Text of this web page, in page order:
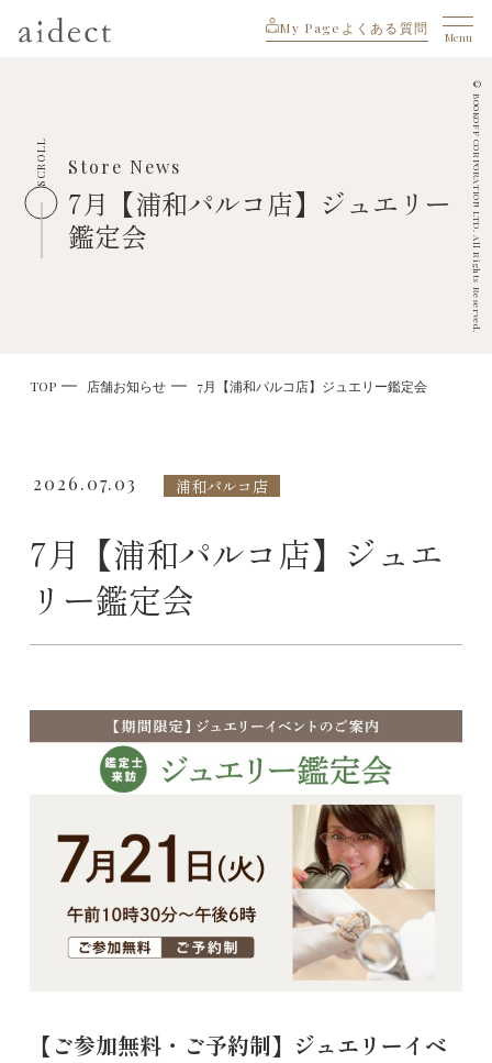
My Page よくある質問
Menu
Store News
7月【浦和パルコ店】ジュエリー
鑑定会
SCROLL © BOOKOFF CORPORATION LTD. All Rights Reserved.
TOP 店舗お知らせ 7月【浦和パルコ店】ジュエリー鑑定会
2026.07.03 浦和パルコ店
7月【浦和パルコ店】ジュエ
リー鑑定会
【ご参加無料・ご予約制】ジュエリーイベ